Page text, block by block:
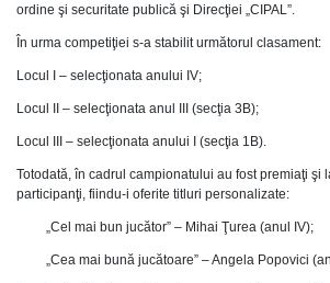
ordine şi securitate publică şi Direcţiei „CIPAL”.
În urma competiţiei s-a stabilit următorul clasament:
Locul I – selecţionata anului IV;
Locul II – selecţionata anul III (secţia 3B);
Locul III – selecţionata anului I (secţia 1B).
Totodată, în cadrul campionatului au fost premiaţi şi
participanţi, fiindu-i oferite titluri personalizate:
„Cel mai bun jucător” – Mihai Ţurea (anul IV);
„Cea mai bună jucătoare” – Angela Popovici